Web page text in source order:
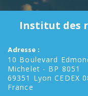
Institut des
Adresse :
10 Boulevard
Michelet - BP 8051
69351 Lyon CEDEX
France